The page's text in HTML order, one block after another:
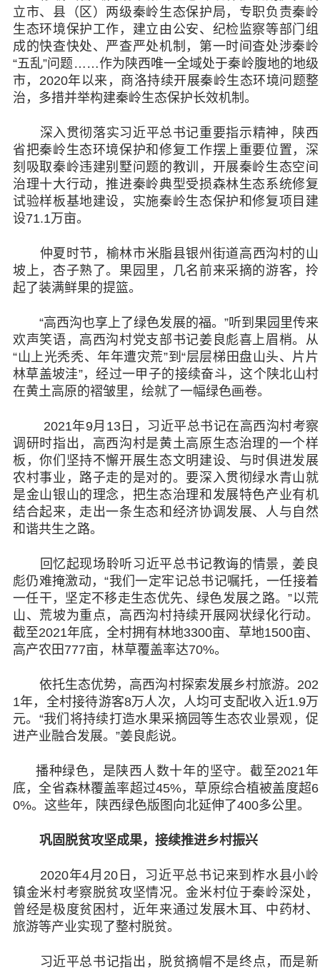
立市、县（区）两级秦岭生态保护局，专职负责秦岭
生态环境保护工作，建立由公安、纪检监察等部门组
成的快查快处、严查严处机制，第一时间查处涉秦岭
“五乱”问题……作为陕西唯一全域处于秦岭腹地的地级
市，2020年以来，商洛持续开展秦岭生态环境问题整
治，多措并举构建秦岭生态保护长效机制。
深入贯彻落实习近平总书记重要指示精神，陕西
省把秦岭生态环境保护和修复工作摆上重要位置，深
刻吸取秦岭违建别墅问题的教训，开展秦岭生态空间
治理十大行动，推进秦岭典型受损森林生态系统修复
试验样板基地建设，实施秦岭生态保护和修复项目建
设71.1万亩。
仲夏时节，榆林市米脂县银州街道高西沟村的山
坡上，杏子熟了。果园里，几名前来采摘的游客，拎
起了装满鲜果的提篮。
“高西沟也享上了绿色发展的福。”听到果园里传来
欢声笑语，高西沟村党支部书记姜良彪喜上眉梢。从
“山上光秃秃、年年遭灾荒”到“层层梯田盘山头、片片
林草盖坡洼”，经过一甲子的接续奋斗，这个陕北山村
在黄土高原的褶皱里，绘就了一幅绿色画卷。
2021年9月13日，习近平总书记在高西沟村考察
调研时指出，高西沟村是黄土高原生态治理的一个样
板，你们坚持不懈开展生态文明建设、与时俱进发展
农村事业，路子走的是对的。要深入贯彻绿水青山就
是金山银山的理念，把生态治理和发展特色产业有机
结合起来，走出一条生态和经济协调发展、人与自然
和谐共生之路。
回忆起现场聆听习近平总书记教诲的情景，姜良
彪仍难掩激动，“我们一定牢记总书记嘱托，一任接着
一任干，坚定不移走生态优先、绿色发展之路。”以荒
山、荒坡为重点，高西沟村持续开展网状绿化行动。
截至2021年底，全村拥有林地3300亩、草地1500亩、
高产农田777亩，林草覆盖率达70%。
依托生态优势，高西沟村探索发展乡村旅游。202
1年，全村接待游客8万人次，人均可支配收入近1.9万
元。“我们将持续打造水果采摘园等生态农业景观，促
进产业融合发展。”姜良彪说。
播种绿色，是陕西人数十年的坚守。截至2021年
底，全省森林覆盖率超过45%，草原综合植被盖度超6
0%。这些年，陕西绿色版图向北延伸了400多公里。
巩固脱贫攻坚成果，接续推进乡村振兴
2020年4月20日，习近平总书记来到柞水县小岭
镇金米村考察脱贫攻坚情况。金米村位于秦岭深处，
曾经是极度贫困村，近年来通过发展木耳、中药材、
旅游等产业实现了整村脱贫。
习近平总书记指出，脱贫摘帽不是终点，而是新